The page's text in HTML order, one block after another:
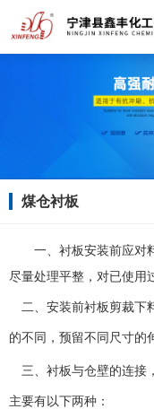
煤仓衬板
一、衬板安装前应对
尽量处理平整，对已使用
二、安装前衬板剪裁下
的不同，预留不同尺寸的
三、衬板与仓壁的连接
主要有以下两种：